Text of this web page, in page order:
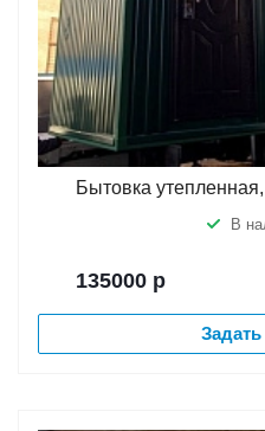
Бытовка
В
135000 р